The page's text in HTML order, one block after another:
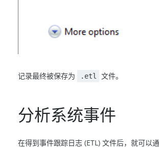
记录最终被保存为 .etl 文件。
分析系统事件
在得到事件跟踪日志 (ETL) 文件后，就可以